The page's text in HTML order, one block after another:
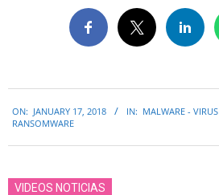
01-
ON: JANUARY 17, 2018 IN: MALWARE - VIRUS
RANSOMWARE
VIDEOS NOTICIAS